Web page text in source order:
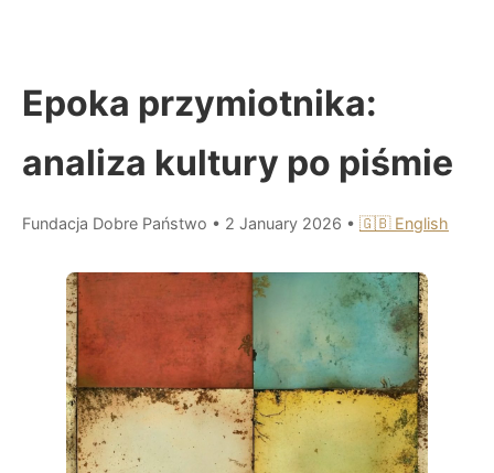
Epoka przymiotnika:
analiza kultury po piśmie
Fundacja Dobre Państwo • 2 January 2026 • 🇬🇧 English